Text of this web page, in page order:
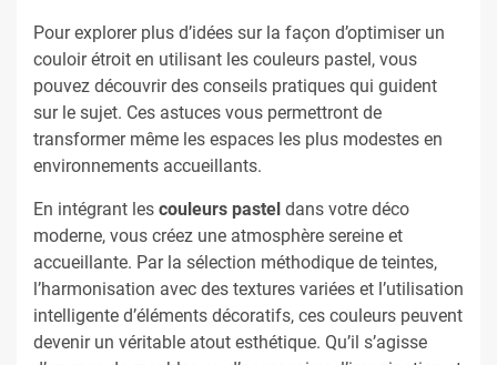
Pour explorer plus d’idées sur la façon d’optimiser un
couloir étroit en utilisant les couleurs pastel, vous
pouvez découvrir des conseils pratiques qui guident
sur le sujet. Ces astuces vous permettront de
transformer même les espaces les plus modestes en
environnements accueillants.
En intégrant les couleurs pastel dans votre déco
moderne, vous créez une atmosphère sereine et
accueillante. Par la sélection méthodique de teintes,
l’harmonisation avec des textures variées et l’utilisation
intelligente d’éléments décoratifs, ces couleurs peuvent
devenir un véritable atout esthétique. Qu’il s’agisse